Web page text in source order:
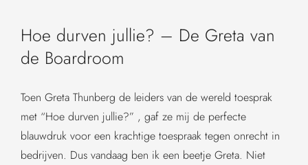
Hoe durven jullie? – De Greta van
de Boardroom
Toen Greta Thunberg de leiders van de wereld toesprak
met “Hoe durven jullie?” , gaf ze mij de perfecte
blauwdruk voor een krachtige toespraak tegen onrecht in
bedrijven. Dus vandaag ben ik een beetje Greta. Niet